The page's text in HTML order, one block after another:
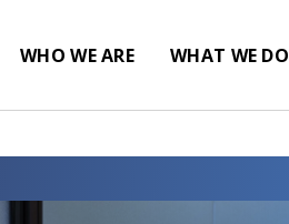
WHO WE ARE WHAT WE DO